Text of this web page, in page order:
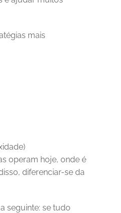
mais
operam hoje, onde é
diferenciar-se da
seguinte: se tudo